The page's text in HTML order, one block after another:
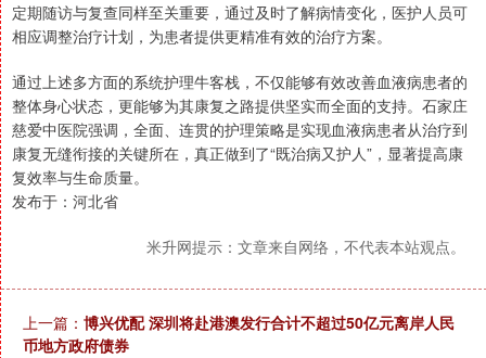
定期随访与复查同样至关重要，通过及时了解病情变化，医护人员可
相应调整治疗计划，为患者提供更精准有效的治疗方案。
通过上述多方面的系统护理牛客栈，不仅能够有效改善血液病患者的
整体身心状态，更能够为其康复之路提供坚实而全面的支持。石家庄
慈爱中医院强调，全面、连贯的护理策略是实现血液病患者从治疗到
康复无缝衔接的关键所在，真正做到了“既治病又护人”，显著提高康
复效率与生命质量。
发布于：河北省
米升网提示：文章来自网络，不代表本站观点。
上一篇： 博兴优配 深圳将赴港澳发行合计不超过50亿元离岸人民
币地方政府债券